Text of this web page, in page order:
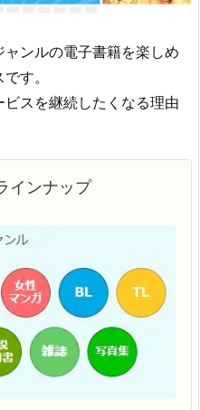
ンルの電子書籍を楽しめ
す。
スを継続したくなる理由
インナップ